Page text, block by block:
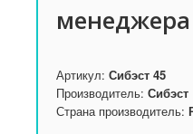
менеджера
Артикул:Сибэст 45
Производитель:Сибэст
Страна производитель: